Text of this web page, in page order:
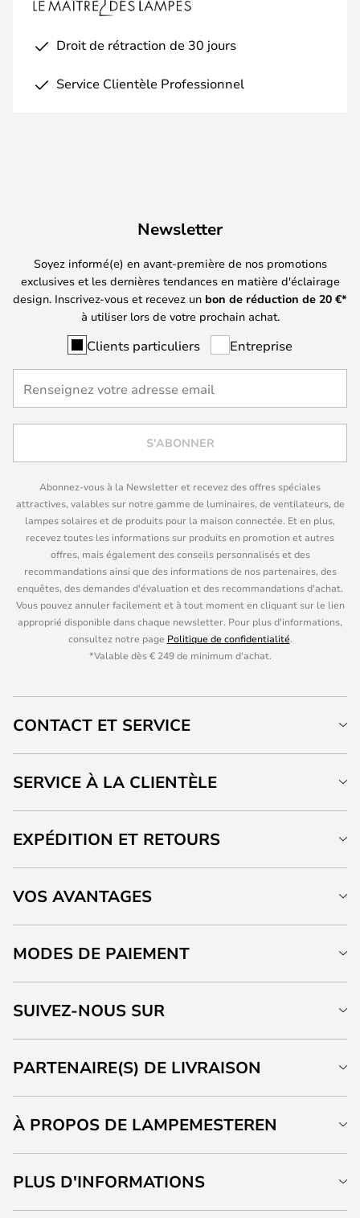
Droit de rétraction de 30 jours
Service Clientèle Professionnel
Newsletter
Soyez informé(e) en avant-première de nos promotions
exclusives et les dernières tendances en matière d'éclairage
design. Inscrivez-vous et recevez un bon de réduction de 20 €*
à utiliser lors de votre prochain achat.
Clients particuliers Entreprise
S'ABONNER
Abonnez-vous à la Newsletter et recevez des offres spéciales
attractives, valables sur notre gamme de luminaires, de ventilateurs, de
lampes solaires et de produits pour la maison connectée. Et en plus,
recevez toutes les informations sur produits en promotion et autres
offres, mais également des conseils personnalisés et des
recommandations ainsi que des informations de nos partenaires, des
enquêtes, des demandes d'évaluation et des recommandations d'achat.
Vous pouvez annuler facilement et à tout moment en cliquant sur le lien
approprié disponible dans chaque newsletter. Pour plus d'informations,
consultez notre page Politique de confidentialité.
*Valable dès € 249 de minimum d'achat.
CONTACT ET SERVICE
SERVICE À LA CLIENTÈLE
EXPÉDITION ET RETOURS
VOS AVANTAGES
MODES DE PAIEMENT
SUIVEZ-NOUS SUR
PARTENAIRE(S) DE LIVRAISON
À PROPOS DE LAMPEMESTEREN
PLUS D'INFORMATIONS